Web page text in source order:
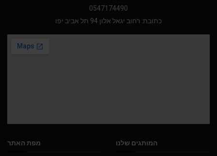
0547174490
כתובת: רחוב יגאל אלון 94 תל אביב יפו
המותגים שלנו מפת האתר